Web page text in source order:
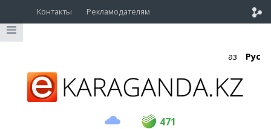
Контакты Рекламодателям
Қаз Рус
471
USD 468.5